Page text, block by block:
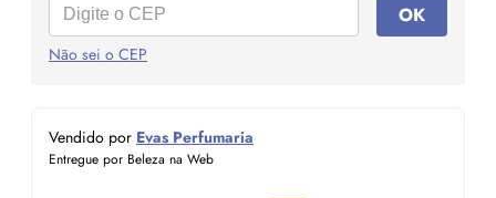
OK
Não sei o CEP
Vendido por Evas Perfumaria
Entregue por Beleza na Web